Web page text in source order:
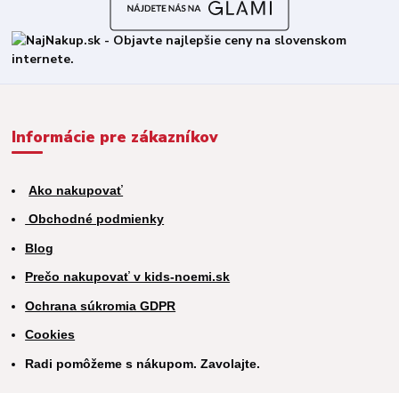
Informácie pre zákazníkov
Ako nakupovať
Obchodné podmienky
Blog
Prečo nakupovať v kids-noemi.sk
Ochrana súkromia GDPR
Cookies
Radi pomôžeme s nákupom. Zavolajte.